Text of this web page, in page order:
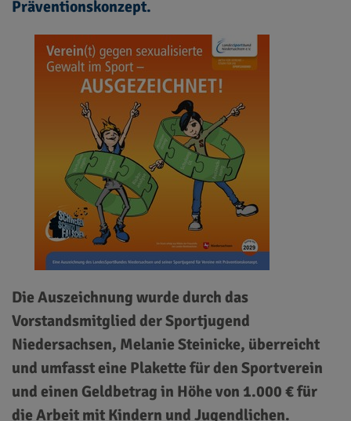
Präventionskonzept.
Die Auszeichnung wurde durch das
Vorstandsmitglied der Sportjugend
Niedersachsen, Melanie Steinicke, überreicht
und umfasst eine Plakette für den Sportverein
und einen Geldbetrag in Höhe von 1.000 € für
die Arbeit mit Kindern und Jugendlichen.